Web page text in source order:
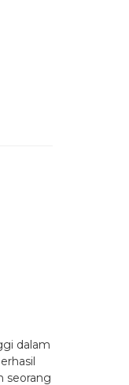
dalam
seorang